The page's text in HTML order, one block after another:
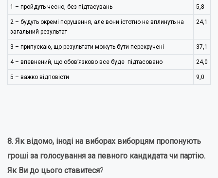
1 – пройдуть чесно, без підтасувань 5,8
2 – будуть окремі порушення, але вони істотно не вплинуть на
загальний результат
24,1
3 – припускаю, що результати можуть бути перекручені 37,1
4 – впевнений, що обов’язково все буде підтасовано 24,0
5 – важко відповісти 9,0
8. Як відомо, іноді на виборах виборцям пропонують
гроші за голосування за певного кандидата чи партію.
Як Ви до цього ставитеся?